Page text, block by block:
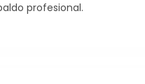
profesional.